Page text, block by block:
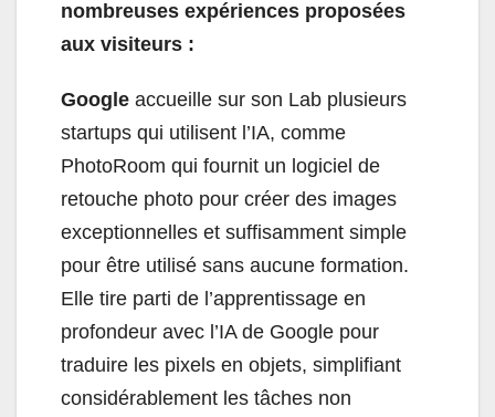
nombreuses expériences proposées
aux visiteurs :
Google accueille sur son Lab plusieurs
startups qui utilisent l’IA, comme
PhotoRoom qui fournit un logiciel de
retouche photo pour créer des images
exceptionnelles et suffisamment simple
pour être utilisé sans aucune formation.
Elle tire parti de l’apprentissage en
profondeur avec l’IA de Google pour
traduire les pixels en objets, simplifiant
considérablement les tâches non